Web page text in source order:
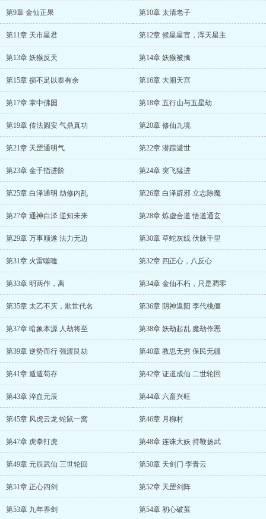
第9章 金仙正果 第10章 太清老子
第11章 天市星君 第12章 候星星官，浑天星主
第13章 妖猴反天 第14章 妖猴被擒
第15章 损不足以奉有余 第16章 大闹天宫
第17章 掌中佛国 第18章 五行山与五星劫
第19章 传法圆安 气鼎真功 第20章 修仙九境
第21章 天罡通明气 第22章 潜踪避世
第23章 金手指进阶 第24章 突飞猛进
第25章 白泽通明 劫修内乱 第26章 白泽辟邪 立志除魔
第27章 通神白泽 逆知未来 第28章 炼虚合道 悟道通玄
第29章 万事顺遂 法力无边 第30章 草蛇灰线 伏脉千里
第31章 火雷噬嗑 第32章 四正心，八反心
第33章 明两作，离 第34章 金仙不朽，只是凋零
第35章 太乙不灭，欺世代名 第36章 阴神返阳 李代桃僵
第37章 暗象本源 人劫将至 第38章 妖劫起乱 魔劫作恶
第39章 逆势而行 强渡艮劫 第40章 教思无穷 保民无疆
第41章 遁遁苟存 第42章 证道成仙 二世轮回
第43章 淬血元辰 第44章 六畜兴旺
第45章 风虎云龙 蛇鼠一窝 第46章 月柳村
第47章 虎拳打虎 第48章 连诛大妖 持鞭扬武
第49章 元辰武仙 三世轮回 第50章 天剑门 李青云
第51章 正心四剑 第52章 天罡剑阵
第53章 九年养剑 第54章 初心破茧